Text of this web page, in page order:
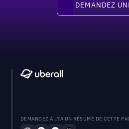
DEMANDEZ
DEMANDEZ À L'IA UN RÉSUMÉ DE CETTE